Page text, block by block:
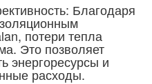
Благодаря
потери тепла
Это позволяет
энергоресурсы и
расходы.